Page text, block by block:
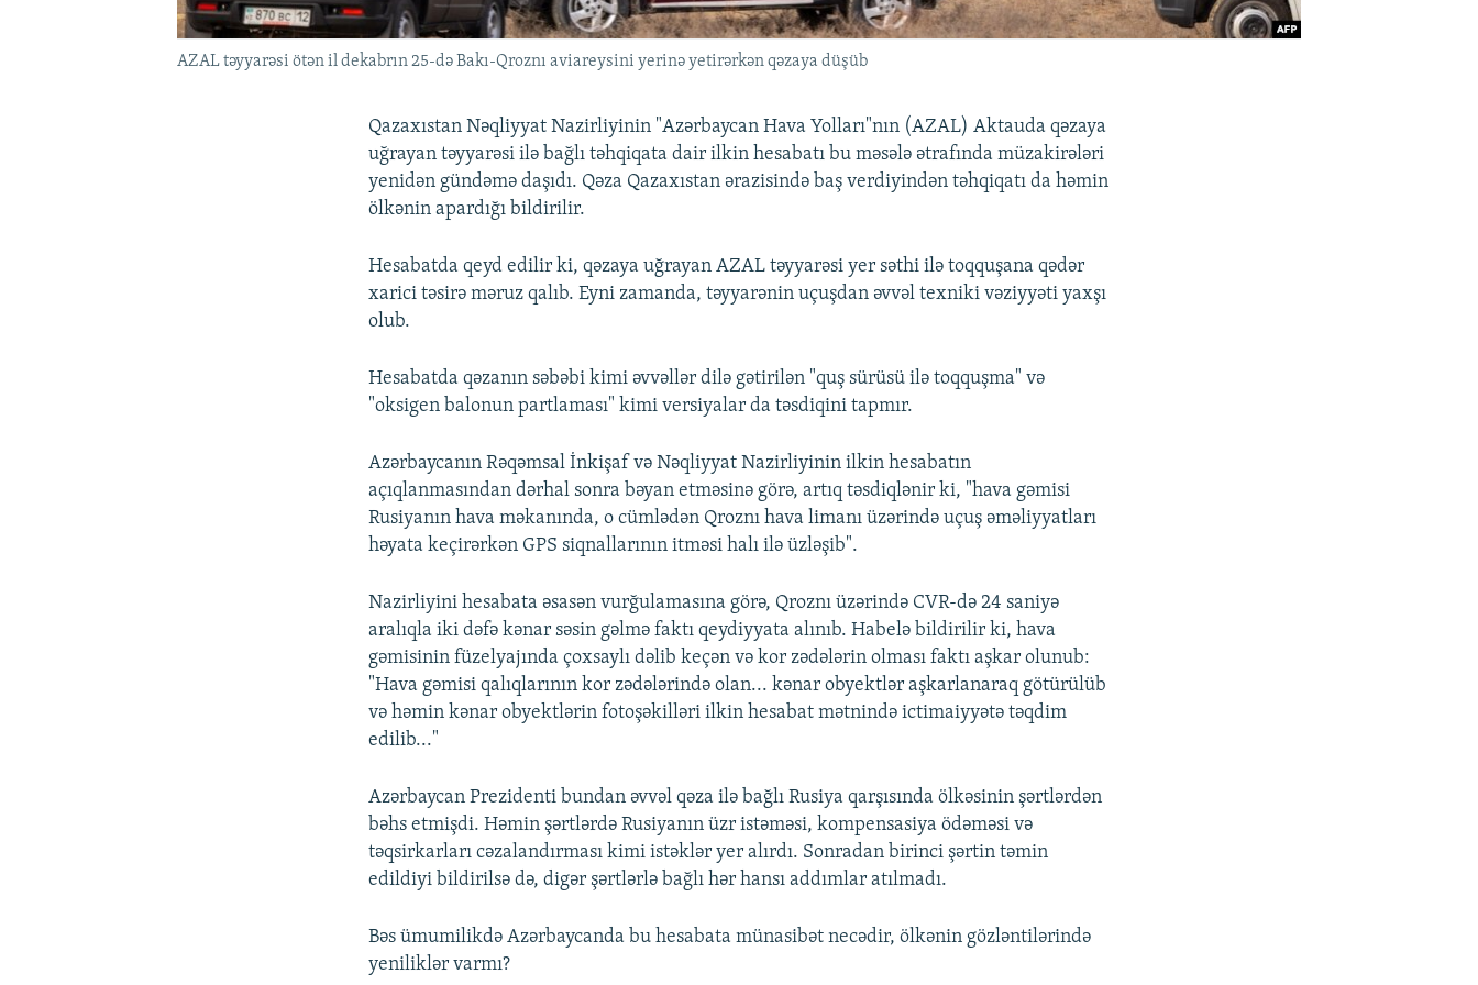
AZAL təyyarəsi ötən il dekabrın 25-də Bakı-Qroznı aviareysini yerinə yetirərkən qəzaya düşüb
Qazaxıstan Nəqliyyat Nazirliyinin "Azərbaycan Hava Yolları"nın (AZAL) Aktauda qəzaya
uğrayan təyyarəsi ilə bağlı təhqiqata dair ilkin hesabatı bu məsələ ətrafında müzakirələri
yenidən gündəmə daşıdı. Qəza Qazaxıstan ərazisində baş verdiyindən təhqiqatı da həmin
ölkənin apardığı bildirilir.
Hesabatda qeyd edilir ki, qəzaya uğrayan AZAL təyyarəsi yer səthi ilə toqquşana qədər
xarici təsirə məruz qalıb. Eyni zamanda, təyyarənin uçuşdan əvvəl texniki vəziyyəti yaxşı
olub.
Hesabatda qəzanın səbəbi kimi əvvəllər dilə gətirilən "quş sürüsü ilə toqquşma" və
"oksigen balonun partlaması" kimi versiyalar da təsdiqini tapmır.
Azərbaycanın Rəqəmsal İnkişaf və Nəqliyyat Nazirliyinin ilkin hesabatın
açıqlanmasından dərhal sonra bəyan etməsinə görə, artıq təsdiqlənir ki, "hava gəmisi
Rusiyanın hava məkanında, o cümlədən Qroznı hava limanı üzərində uçuş əməliyyatları
həyata keçirərkən GPS siqnallarının itməsi halı ilə üzləşib".
Nazirliyini hesabata əsasən vurğulamasına görə, Qroznı üzərində CVR-də 24 saniyə
aralıqla iki dəfə kənar səsin gəlmə faktı qeydiyyata alınıb. Habelə bildirilir ki, hava
gəmisinin füzelyajında çoxsaylı dəlib keçən və kor zədələrin olması faktı aşkar olunub:
"Hava gəmisi qalıqlarının kor zədələrində olan... kənar obyektlər aşkarlanaraq götürülüb
və həmin kənar obyektlərin fotoşəkilləri ilkin hesabat mətnində ictimaiyyətə təqdim
edilib..."
Azərbaycan Prezidenti bundan əvvəl qəza ilə bağlı Rusiya qarşısında ölkəsinin şərtlərdən
bəhs etmişdi. Həmin şərtlərdə Rusiyanın üzr istəməsi, kompensasiya ödəməsi və
təqsirkarları cəzalandırması kimi istəklər yer alırdı. Sonradan birinci şərtin təmin
edildiyi bildirilsə də, digər şərtlərlə bağlı hər hansı addımlar atılmadı.
Bəs ümumilikdə Azərbaycanda bu hesabata münasibət necədir, ölkənin gözləntilərində
yeniliklər varmı?